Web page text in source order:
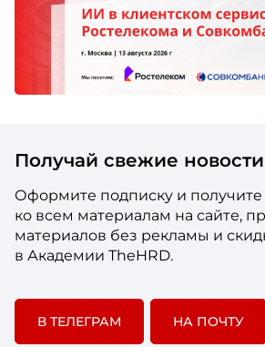
Получай свежие новости
Оформите подписку и
ко всем материалам на сайте,
материалов без рекламы и
в Академии TheHRD.
В ТЕЛЕГРАМ НА ПОЧТУ